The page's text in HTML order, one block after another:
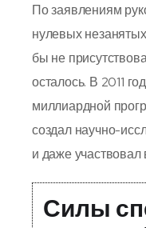
По заявлениям
нулевых
бы не
осталось. В 2011
миллиардной
создал научно-
и даже участвовал
Силы